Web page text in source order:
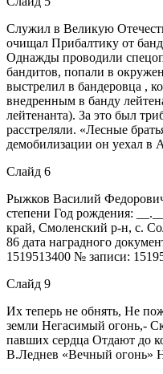
Служил в Великую
очищал Прибалтику от
Однажды проводили
бандитов, попали в
выстрелил в бандеровца ,
внедренным в банду
лейтенанта). За это был
расстреляли. «Лесные
демобилизации он уехал в
Слайд 6
Рыжков Василий
степени Год рождения:
край, Смоленский р-н, с.
86 дата наградного
1519513400 № записи:
Слайд 9
Их теперь не обнять, Не
земли Негасимый огонь,-
павших сердца Отдают до
В.Леднев «Вечный огонь»